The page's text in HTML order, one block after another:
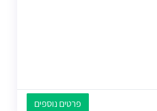
פרטים נוספים